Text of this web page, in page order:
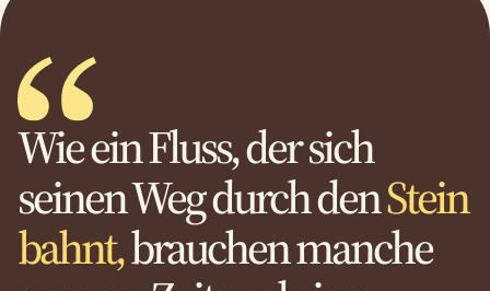
Wie ein Fluss, der sich
seinen Weg durch denStein
bahnt,brauchen manche